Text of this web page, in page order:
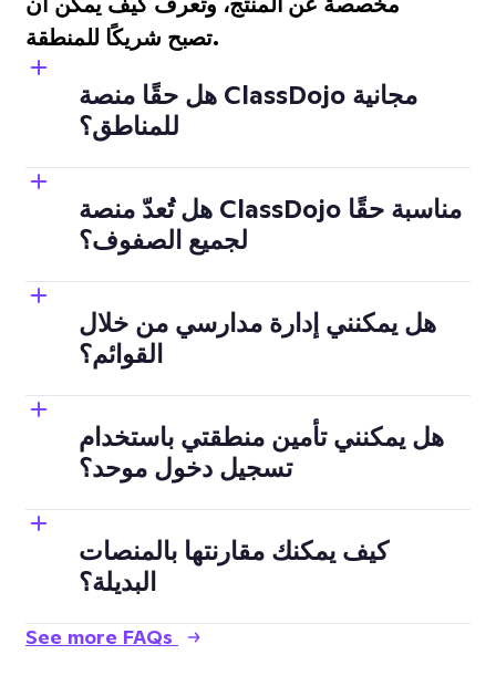
تصبح شريكًا للمنطقة.
هل حقًا منصة ClassDojo مجانية
للمناطق؟
هل تُعدّ منصة ClassDojo مناسبة حقًا
لجميع الصفوف؟
هل يمكنني إدارة مدارسي من خلال
القوائم؟
هل يمكنني تأمين منطقتي باستخدام
تسجيل دخول موحد؟
كيف يمكنك مقارنتها بالمنصات
البديلة؟
See more FAQs